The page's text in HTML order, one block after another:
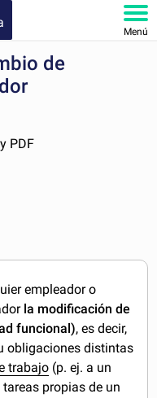
Menú
de
PDF
empleador o
la modificación de
funcional), es decir,
obligaciones distintas
trabajo (p. ej. a un
propias de un